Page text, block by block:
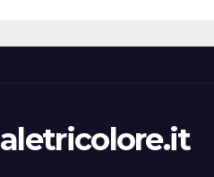
Tre